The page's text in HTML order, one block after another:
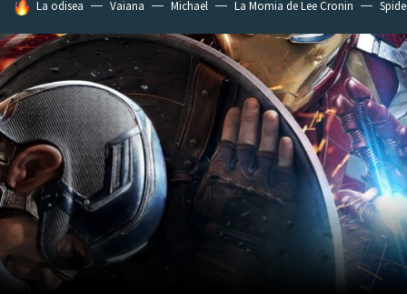
HOY SE HABLA DE
La odisea Vaiana Michael La Momia de Lee Cronin